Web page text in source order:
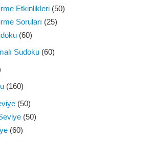
Etkinlikleri (50)
Soruları (25)
(60)
Sudoku (60)
(160)
(50)
(50)
(60)